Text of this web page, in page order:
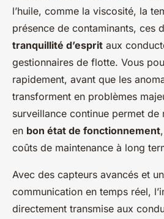
l’huile, comme la viscosité, la
présence de contaminants, ces
tranquillité d’esprit aux
gestionnaires de flotte. Vous
rapidement, avant que les
transforment en problèmes
surveillance continue permet de
en bon état de fonctionnement
coûts de maintenance à long
Avec des capteurs avancés et
communication en temps réel,
directement transmise aux